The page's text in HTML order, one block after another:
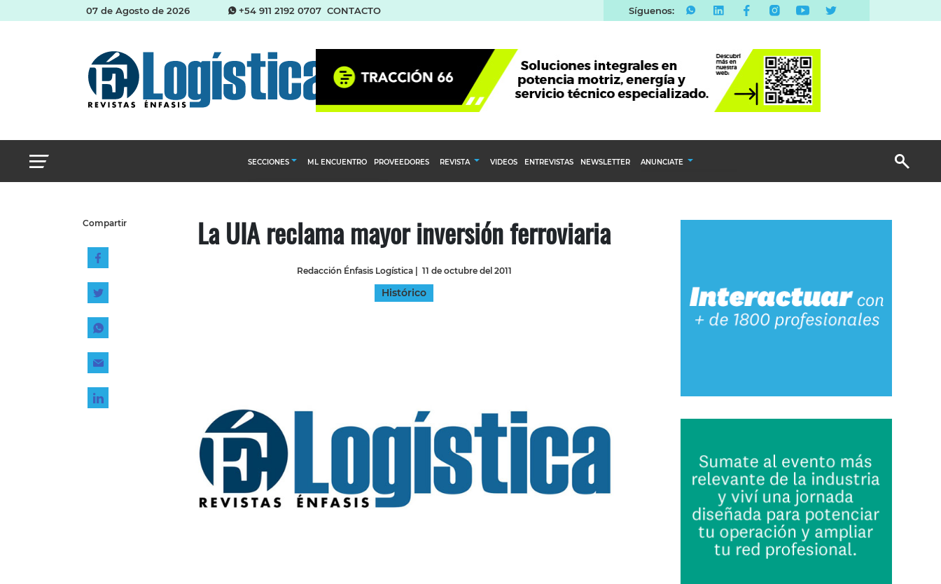
07 de Agosto de 2026 +54 911 2192 0707 CONTACTO Síguenos:
SECCIONES
Almacenes e inventarios
Logística y distribución
ML ENCUENTRO PROVEEDORES REVISTA VIDEOS ENTREVISTAS NEWSLETTER ANUNCIATE
Email Marketing
Compartir La UIA reclama mayor inversión ferroviaria
Redacción Énfasis Logística| 11 de octubre del 2011
Histórico